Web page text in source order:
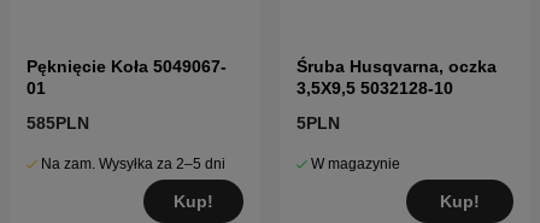
Pęknięcie Koła 5049067-
01
585PLN
Na zam. Wysyłka za 2–5 dni
Kup!
Śruba Husqvarna, oczka
3,5X9,5 5032128-10
5PLN
W magazynie
Kup!